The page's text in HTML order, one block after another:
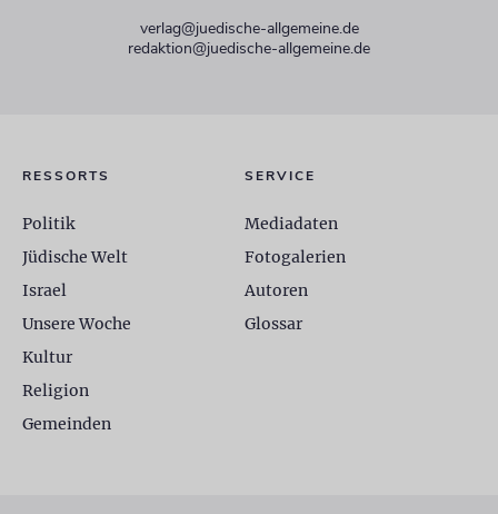
verlag@juedische-allgemeine.de
redaktion@juedische-allgemeine.de
RESSORTS
Politik
Jüdische Welt
Israel
Unsere Woche
Kultur
Religion
Gemeinden
SERVICE
Mediadaten
Fotogalerien
Autoren
Glossar